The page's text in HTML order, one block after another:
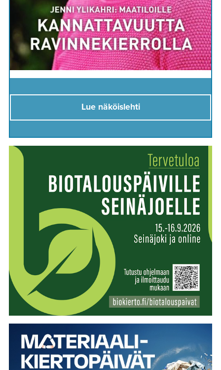
Lue näköislehti